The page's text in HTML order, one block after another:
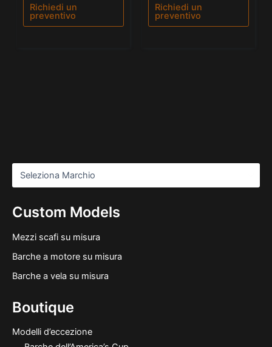
Custom Models
Mezzi scafi su misura
Barche a motore su misura
Barche a vela su misura
Boutique
Modelli d’eccezione
Richiedi un
preventivo
Richiedi un
preventivo